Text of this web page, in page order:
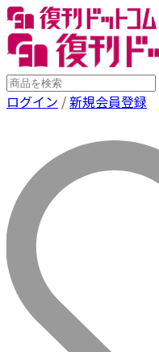
ログイン /新規会員登録